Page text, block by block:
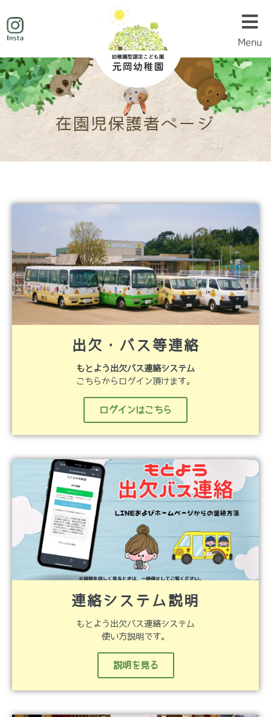
Menu
Menu
在園児保護者ページ
出欠・バス等連絡
もとよう出欠バス連絡システム
こちらからログイン頂けます。
ログインはこちら
連絡システム説明
もとよう出欠バス連絡システム
使い方説明です。
説明を見る